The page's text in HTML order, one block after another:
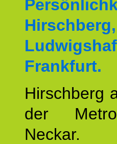
Frankfurt.
Hirschberg
der
Neckar.